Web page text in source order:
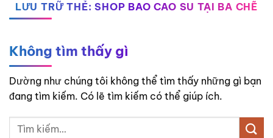
LƯU TRỮ THẺ:SHOP BAO CAO SU TẠI BA CHẼ
Không tìm thấy gì
Dường như chúng tôi không thể tìm thấy những gì bạn
đang tìm kiếm. Có lẽ tìm kiếm có thể giúp ích.